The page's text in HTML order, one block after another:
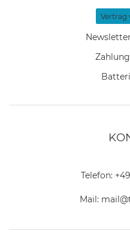
Vertrag
Telefon:
Mail: